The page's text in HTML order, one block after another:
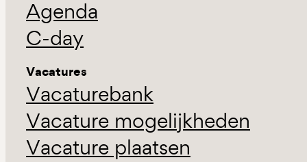
Agenda
C-day
Vacatures
Vacaturebank
Vacature mogelijkheden
Vacature plaatsen